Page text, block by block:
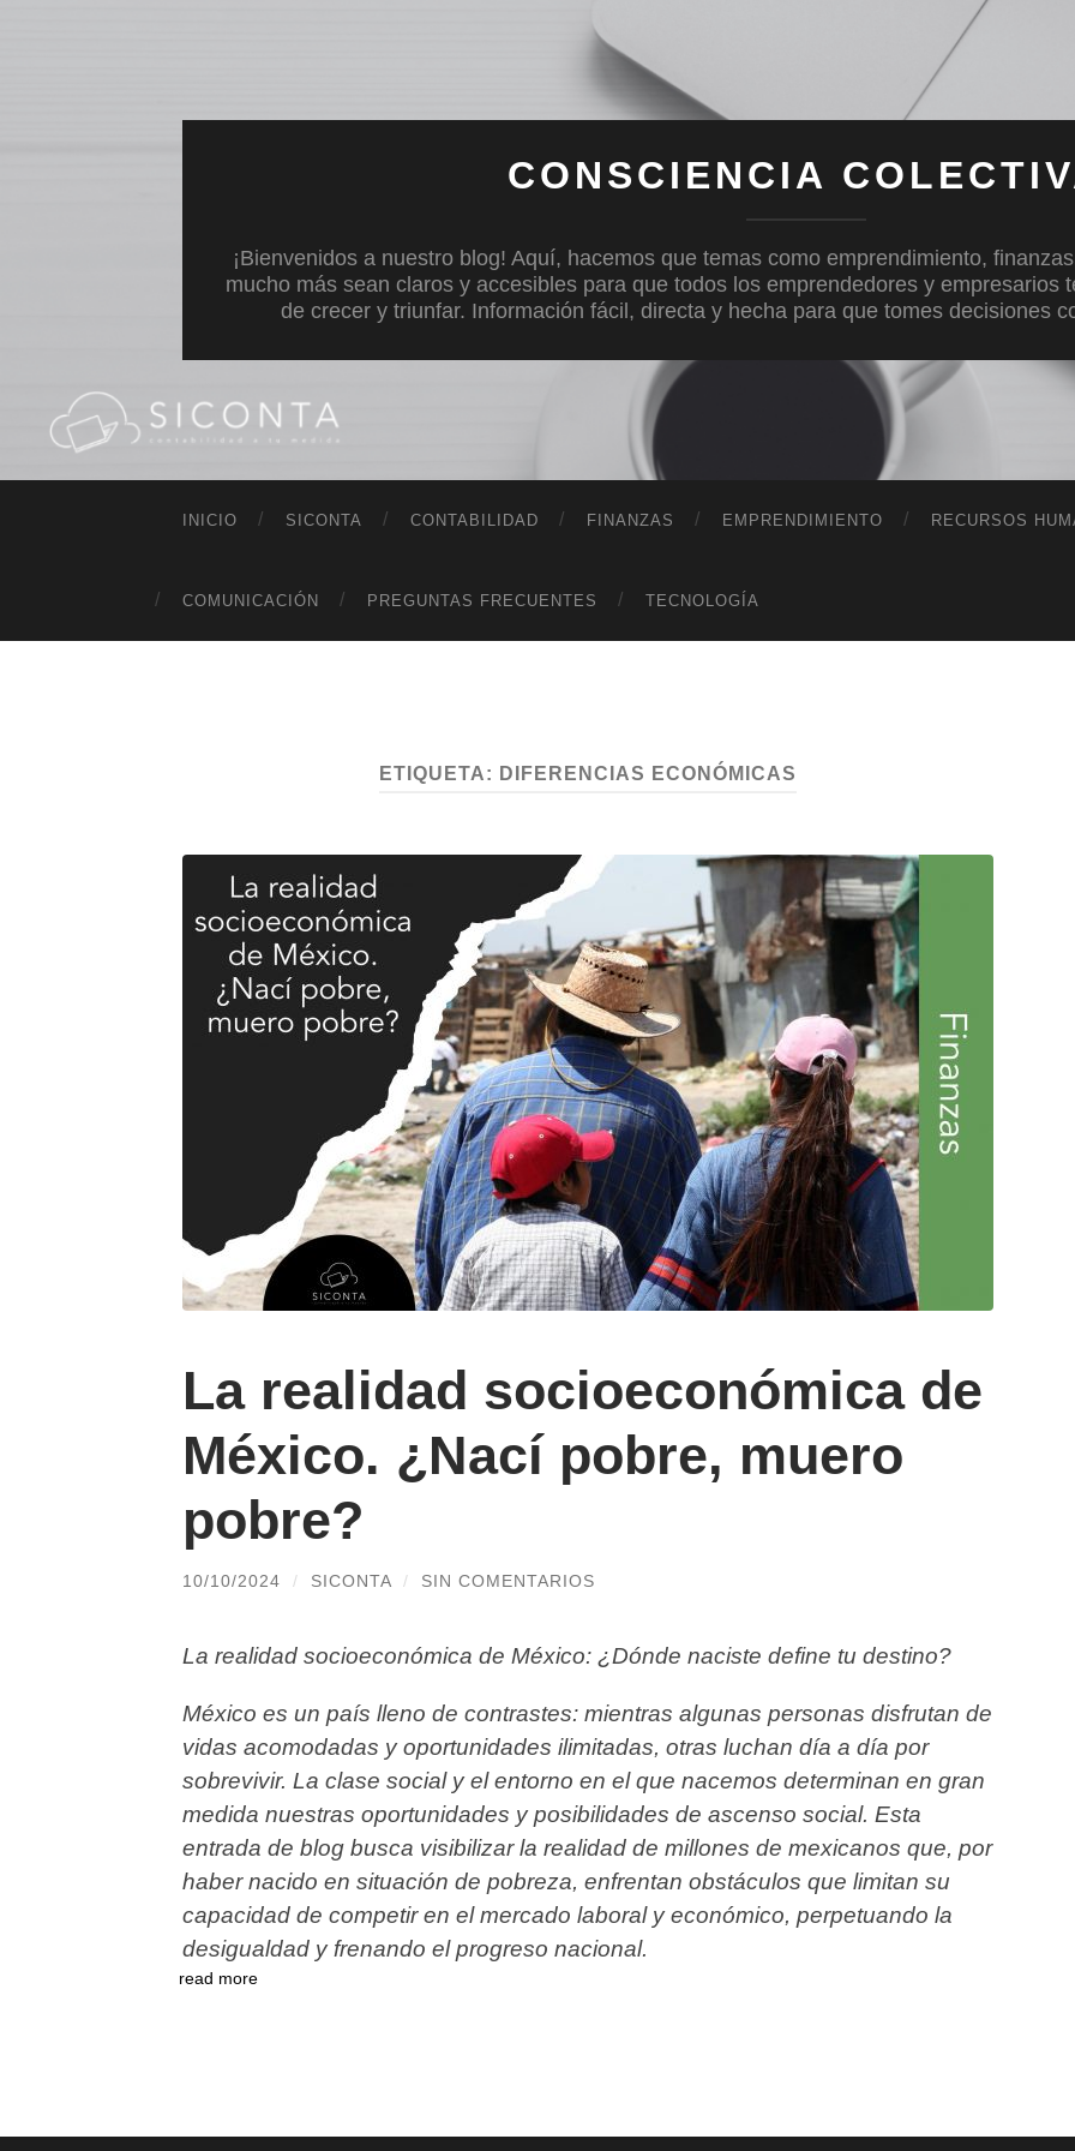
CONSCIENCIA
¡Bienvenidos a nuestro blog! Aquí, hacemos que temas como emprendimiento,
mucho más sean claros y accesibles para que todos los emprendedores y empresarios
de crecer y triunfar. Información fácil, directa y hecha para que tomes decisiones
INICIO SICONTA CONTABILIDAD FINANZAS EMPRENDIMIENTO RECURSOS
COMUNICACIÓN PREGUNTAS FRECUENTES TECNOLOGÍA
ETIQUETA: DIFERENCIAS ECONÓMICAS
La realidad socioeconómica de
México. ¿Nací pobre, muero
pobre?
10/10/2024 / SICONTA / SIN COMENTARIOS
La realidad socioeconómica de México: ¿Dónde naciste define tu destino?
México es un país lleno de contrastes: mientras algunas personas disfrutan de
vidas acomodadas y oportunidades ilimitadas, otras luchan día a día por
sobrevivir. La clase social y el entorno en el que nacemos determinan en gran
medida nuestras oportunidades y posibilidades de ascenso social. Esta
entrada de blog busca visibilizar la realidad de millones de mexicanos que, por
haber nacido en situación de pobreza, enfrentan obstáculos que limitan su
capacidad de competir en el mercado laboral y económico, perpetuando la
desigualdad y frenando el progreso nacional.
read more